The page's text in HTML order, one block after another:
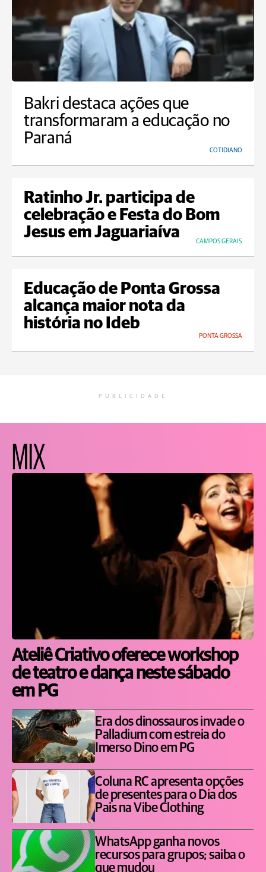
Bakri destaca ações que
transformaram a educação no
Paraná
COTIDIANO
Ratinho Jr. participa de
celebração e Festa do Bom
Jesus em Jaguariaíva
CAMPOS GERAIS
Educação de Ponta Grossa
alcança maior nota da
história no Ideb
PONTA GROSSA
PUBLICIDADE
MIX
Ateliê Criativo oferece workshop
de teatro e dança neste sábado
em PG
Era dos dinossauros invade o
Palladium com estreia do
Imerso Dino em PG
Coluna RC apresenta opções
de presentes para o Dia dos
Pais na Vibe Clothing
WhatsApp ganha novos
recursos para grupos; saiba o
que mudou